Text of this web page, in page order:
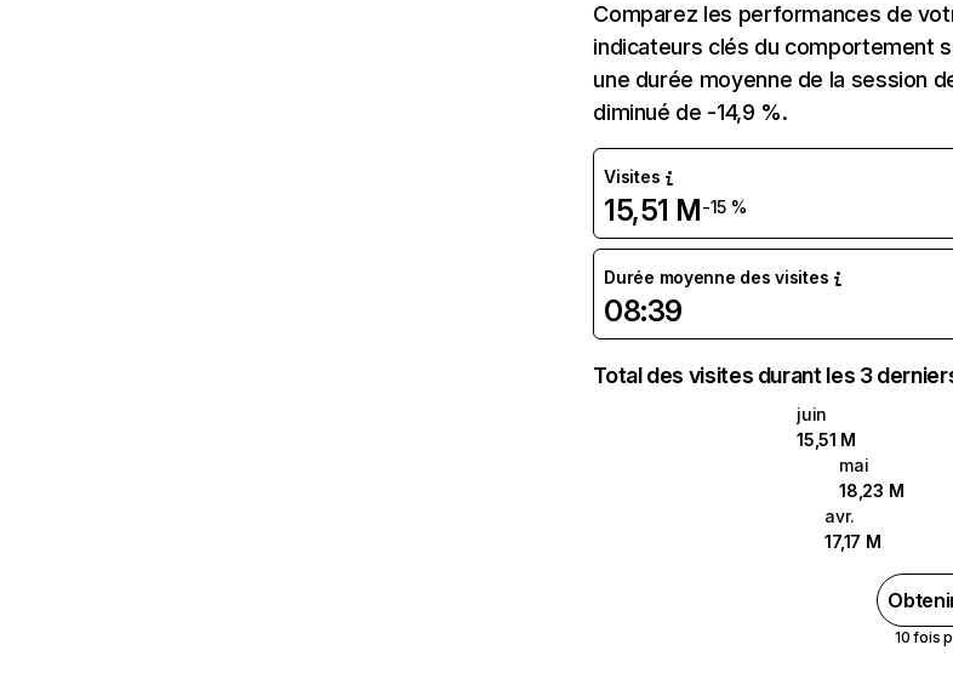
Comparez les performances de
indicateurs clés du comportement
une durée moyenne de la session
diminué de -14,9 %.
Visites
15,51 M-15 %
Durée moyenne des visites
08:39
Total des visites durant les 3
juin
15,51 M
mai
18,23 M
avr.
17,17 M
10 fois